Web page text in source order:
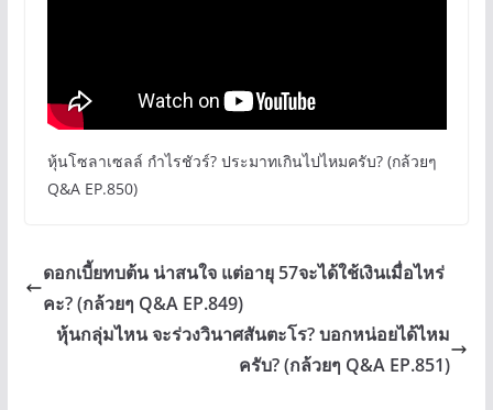
หุ้นโซลาเซลล์ กำไรชัวร์? ประมาทเกินไปไหมครับ? (กล้วยๆ
Q&A EP.850)
ดอกเบี้ยทบต้น น่าสนใจ แต่อายุ 57จะได้ใช้เงินเมื่อไหร่
คะ? (กล้วยๆ Q&A EP.849)
หุ้นกลุ่มไหน จะร่วงวินาศสันตะโร? บอกหน่อยได้ไหม
ครับ? (กล้วยๆ Q&A EP.851)